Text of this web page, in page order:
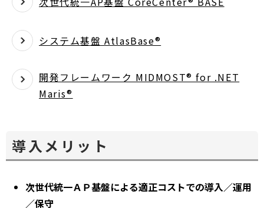
システム基盤 AtlasBase®
開発フレームワーク MIDMOST® for .NET
Maris®
導入メリット
次世代統一ＡＰ基盤による適正コストでの導入／運用
／保守